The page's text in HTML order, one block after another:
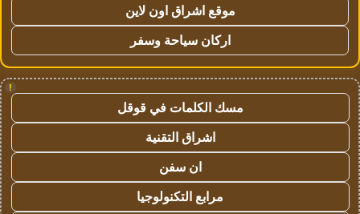
موقع اشراق اون لاين
اركان سياحة وسفر
!
مسك الكلمات في قوقل
اشراق التقنية
ان سفن
مرابع التكنولوجيا